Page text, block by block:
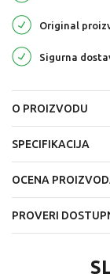
Original
Sigurna
O PROIZVODU
SPECIFIKACIJA
OCENA
PROVERI